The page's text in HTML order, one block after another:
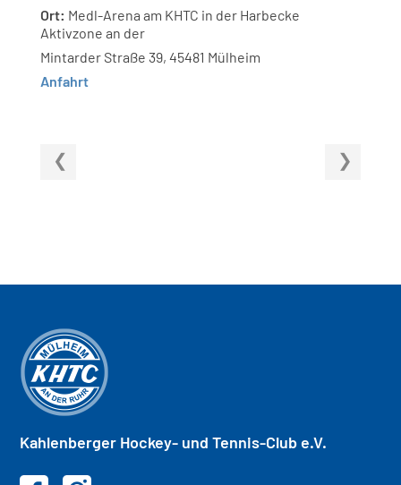
Ort: Medl-Arena am KHTC in der Harbecke
Aktivzone an der
Mintarder Straße 39, 45481 Mülheim
Anfahrt
Kahlenberger Hockey- und Tennis-Club e.V.